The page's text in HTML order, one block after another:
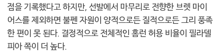
점을 기록했다고 하지만, 선발에서 마무리로 전향한 브렛 마이
어스를 제외하면 불펜 자원이 양적으로든 질적으로든 그리 풍족
한 편이 못 된다. 결정적으로 전체적인 홈런 허용 비율이 필라델
피아 쪽이 더 높다.